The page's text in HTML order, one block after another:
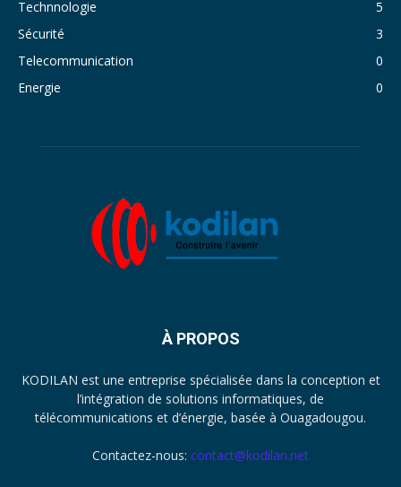
Technnologie
5
Sécurité
3
Telecommunication
0
Energie
0
À PROPOS
KODILAN est une entreprise spécialisée dans la conception et
l’intégration de solutions informatiques, de
télécommunications et d’énergie, basée à Ouagadougou.
Contactez-nous: contact@kodilan.net